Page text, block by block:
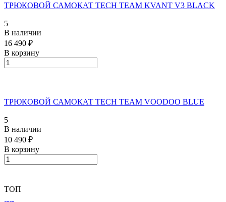
ТРЮКОВОЙ САМОКАТ TECH TEAM KVANT V3 BLACK
5
В наличии
16 490 ₽
В корзину
ТРЮКОВОЙ САМОКАТ TECH TEAM VOODOO BLUE
5
В наличии
10 490 ₽
В корзину
ТОП